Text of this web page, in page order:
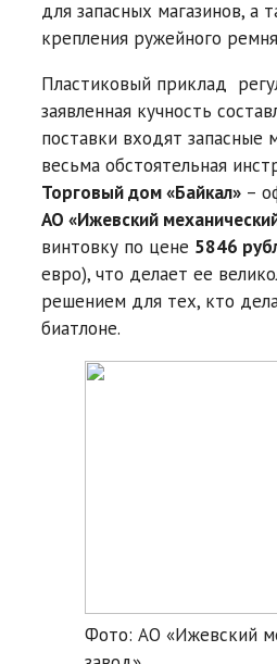
для запасных магазинов, а
крепления ружейного
Пластиковый приклад
заявленная кучность
поставки входят запасные
весьма обстоятельная
Торговый дом «Байкал» –
АО «Ижевский
винтовку по цене 5846
евро), что делает ее
решением для тех, кто
биатлоне.
Фото: АО «Ижевский